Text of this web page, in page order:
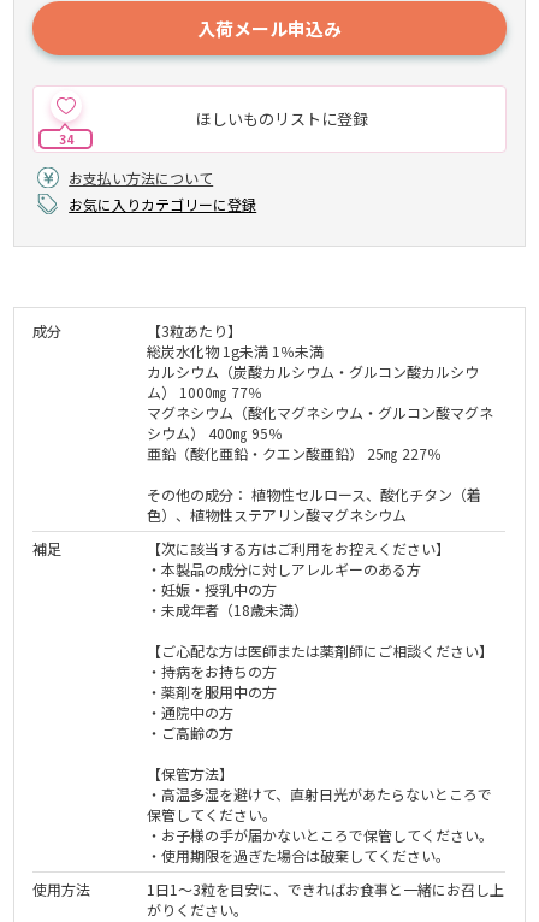
入荷メール申込み
ほしいものリストに登録
34
お支払い方法について
お気に入りカテゴリーに登録
成分
【3粒あたり】
総炭水化物 1g未満 1％未満
カルシウム（炭酸カルシウム・グルコン酸カルシウ
ム） 1000㎎ 77％
マグネシウム（酸化マグネシウム・グルコン酸マグネ
シウム） 400㎎ 95％
亜鉛（酸化亜鉛・クエン酸亜鉛） 25㎎ 227％
その他の成分： 植物性セルロース、酸化チタン（着
色）、植物性ステアリン酸マグネシウム
補足
【次に該当する方はご利用をお控えください】
・本製品の成分に対しアレルギーのある方
・妊娠・授乳中の方
・未成年者（18歳未満）
【ご心配な方は医師または薬剤師にご相談ください】
・持病をお持ちの方
・薬剤を服用中の方
・通院中の方
・ご高齢の方
【保管方法】
・高温多湿を避けて、直射日光があたらないところで
保管してください。
・お子様の手が届かないところで保管してください。
・使用期限を過ぎた場合は破棄してください。
使用方法
1日1～3粒を目安に、できればお食事と一緒にお召し上
がりください。